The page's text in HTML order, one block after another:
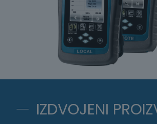
IZDVOJENI